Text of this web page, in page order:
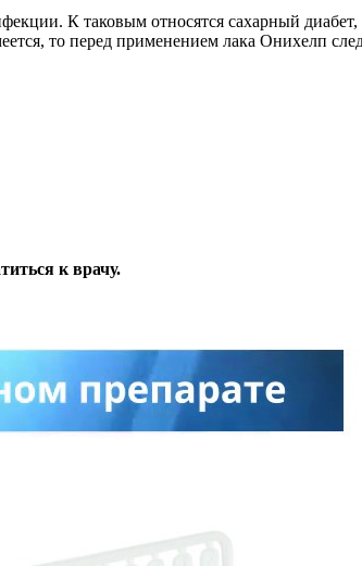
К таковым относятся сахарный
то перед применением лака Онихелп
к врачу.